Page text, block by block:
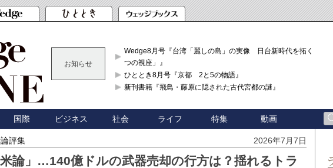
お知らせ
Wedge8月号『台湾「麗しの島」の実像 日台新時代を拓く「3
つの視座」』
ひととき8月号『京都 2と5の物語』
新刊書籍『飛鳥・藤原に隠された古代宮都の謎』
国際 ビジネス 社会 ライフ 特集 動画
評集 2026年7月7日
論」…140億ドルの武器売却の行方は？揺れるトラ